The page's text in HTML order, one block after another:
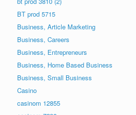
BT prod 5715
Business, Article Marketing
Business, Careers
Business, Entrepreneurs
Business, Home Based Business
Business, Small Business
Casino
casinom 12855